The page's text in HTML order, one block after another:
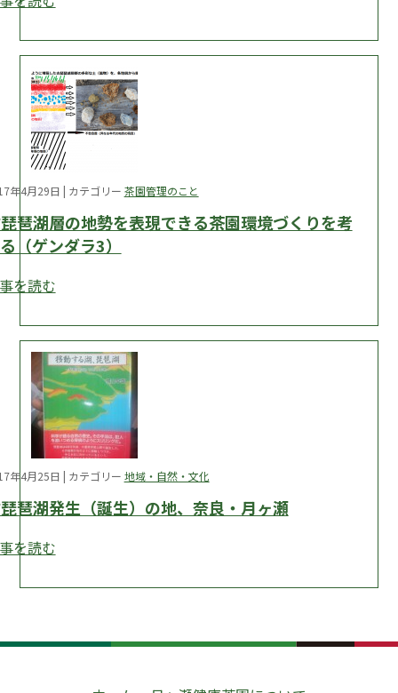
年4月29日 | カテゴリー 茶園管理のこと
琶湖層の地勢を表現できる茶園環境づくりを考
（ゲンダラ3）
を読む
年4月25日 | カテゴリー 地域・自然・文化
琶湖発生（誕生）の地、奈良・月ヶ瀬
を読む